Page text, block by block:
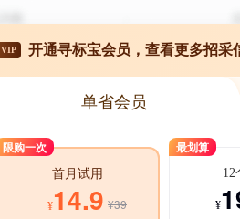
VIP 开通寻标宝会员，查看更多招采
单省会员
限购一次
首月试用
¥14.9 ¥39
最划算
12
¥